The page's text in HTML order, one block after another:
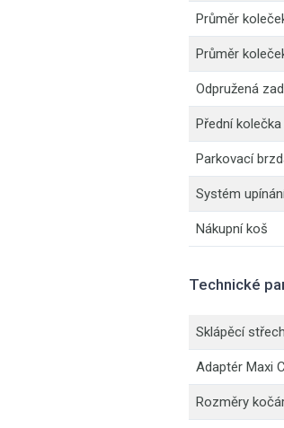
Průměr
Průměr
Odpružená
Přední
Parkovací
Systém
Nákupní koš
Technické
Sklápěcí
Adaptér Maxi
Rozměry